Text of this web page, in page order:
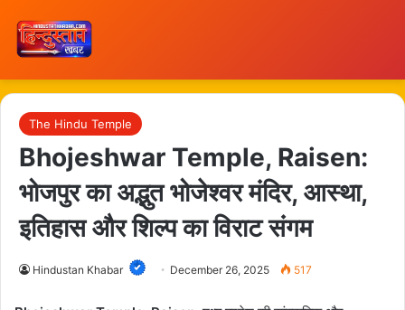
The Hindu Temple
Bhojeshwar Temple, Raisen:
भोजपुर का अद्भुत भोजेश्वर मंदिर, आस्था,
इतिहास और शिल्प का विराट संगम
Hindustan Khabar December 26, 2025 517